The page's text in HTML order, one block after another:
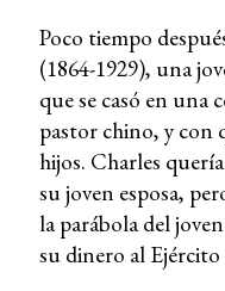
Poco tiempo
(1864-1929), una
que se casó en una
pastor chino, y con
hijos. Charles
su joven esposa,
la parábola del
su dinero al Ejército